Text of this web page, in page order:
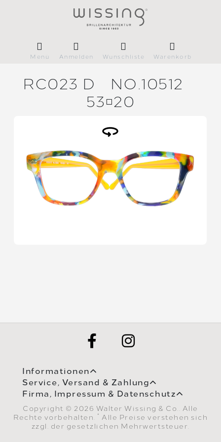
Menü Anmelden Wunschliste Warenkorb
RC023 D
NO.10512
5320
Informationen
Service, Versand & Zahlung
Firma, Impressum & Datenschutz
Copyright © 2026 Walter Wissing & Co.. Alle
Rechte vorbehalten.
* Alle Preise verstehen sich
zzgl. der gesetzlichen Mehrwertsteuer.